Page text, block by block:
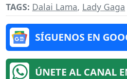
TAGS: Dalai Lama, Lady Gaga
SÍGUENOS EN
ÚNETE AL CANAL